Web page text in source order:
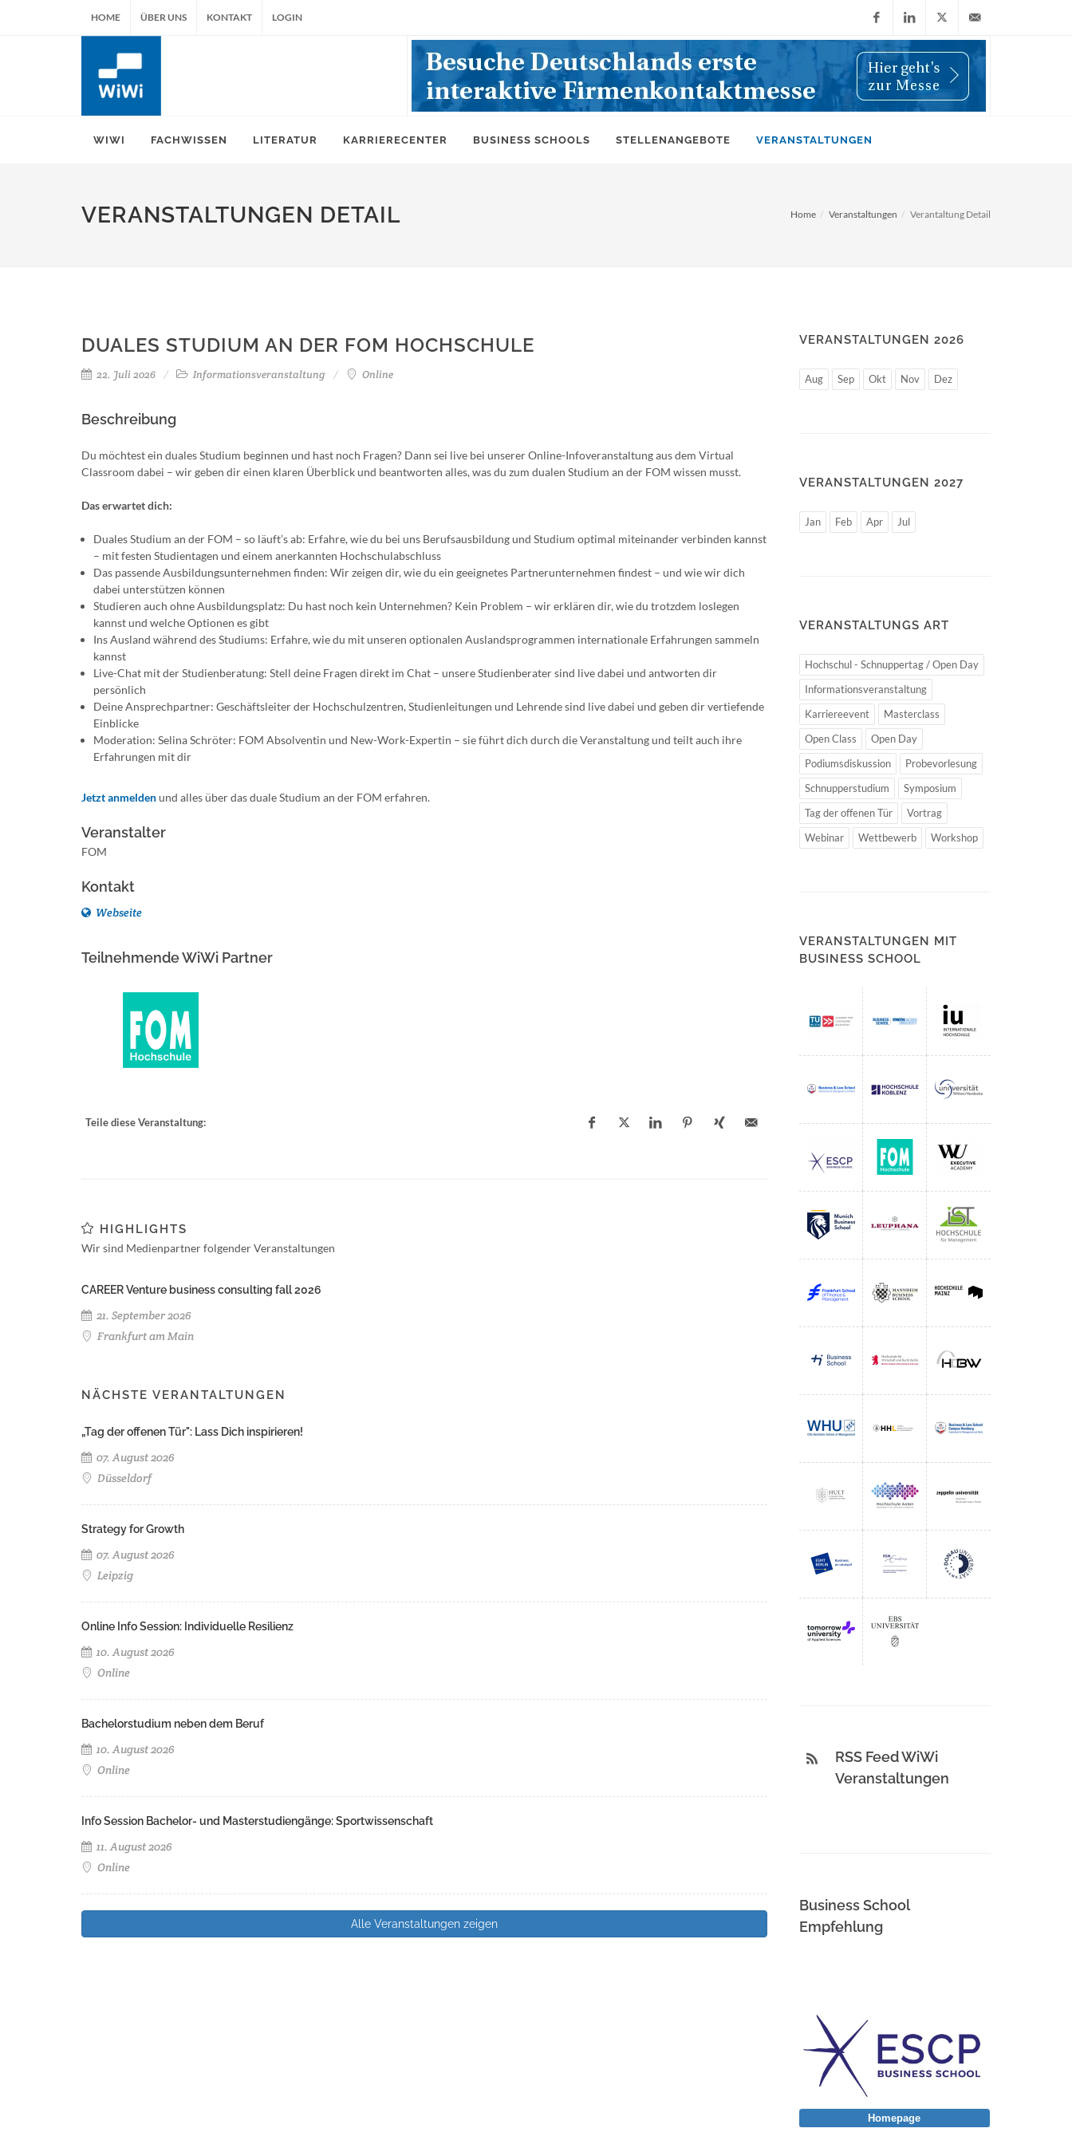
HOME ÜBER UNS KONTAKT LOGIN
FacebookLinkedIn
X
(Twitter)
info@wiwi-
WIWI FACHWISSEN LITERATUR KARRIERECENTER BUSINESS SCHOOLS STELLENANGEBOTE VERANSTALTUNGEN
VERANSTALTUNGEN DETAIL Home Veranstaltungen Verantaltung Detail
DUALES STUDIUM AN DER FOM HOCHSCHULE
22. Juli 2026 Informationsveranstaltung Online
Beschreibung
Du möchtest ein duales Studium beginnen und hast noch Fragen? Dann sei live bei unserer Online-Infoveranstaltung aus dem Virtual
Classroom dabei – wir geben dir einen klaren Überblick und beantworten alles, was du zum dualen Studium an der FOM wissen musst.
Das erwartet dich:
Duales Studium an der FOM – so läuft’s ab: Erfahre, wie du bei uns Berufsausbildung und Studium optimal miteinander verbinden kannst
– mit festen Studientagen und einem anerkannten Hochschulabschluss
Das passende Ausbildungsunternehmen finden: Wir zeigen dir, wie du ein geeignetes Partnerunternehmen findest – und wie wir dich
dabei unterstützen können
Studieren auch ohne Ausbildungsplatz: Du hast noch kein Unternehmen? Kein Problem – wir erklären dir, wie du trotzdem loslegen
kannst und welche Optionen es gibt
Ins Ausland während des Studiums: Erfahre, wie du mit unseren optionalen Auslandsprogrammen internationale Erfahrungen sammeln
kannst
Live-Chat mit der Studienberatung: Stell deine Fragen direkt im Chat – unsere Studienberater sind live dabei und antworten dir
persönlich
Deine Ansprechpartner: Geschäftsleiter der Hochschulzentren, Studienleitungen und Lehrende sind live dabei und geben dir vertiefende
Einblicke
Moderation: Selina Schröter: FOM Absolventin und New-Work-Expertin – sie führt dich durch die Veranstaltung und teilt auch ihre
Erfahrungen mit dir
Jetzt anmeldenund alles über das duale Studium an der FOM erfahren.
Veranstalter
FOM
Kontakt
Webseite
Teilnehmende WiWi Partner
Teile diese Veranstaltung:
HIGHLIGHTS
Wir sind Medienpartner folgender Veranstaltungen
CAREER Venture business consulting fall 2026
21. September 2026
Frankfurt am Main
NÄCHSTE VERANTALTUNGEN
„Tag der offenen Tür": Lass Dich inspirieren!
07. August 2026
Düsseldorf
Strategy for Growth
07. August 2026
Leipzig
Online Info Session: Individuelle Resilienz
10. August 2026
Online
Bachelorstudium neben dem Beruf
10. August 2026
Online
Info Session Bachelor- und Masterstudiengänge: Sportwissenschaft
11. August 2026
Online
Alle Veranstaltungen zeigen
VERANSTALTUNGEN 2026
Aug Sep Okt Nov Dez
VERANSTALTUNGEN 2027
Jan Feb Apr Jul
VERANSTALTUNGS ART
Hochschul - Schnuppertag / Open Day
Informationsveranstaltung
Karriereevent
Masterclass
Open Class
Open Day
Podiumsdiskussion
Probevorlesung
Schnupperstudium
Symposium
Tag der offenen Tür
Vortrag
Webinar
Wettbewerb Workshop
VERANSTALTUNGEN MIT
BUSINESS SCHOOL
RSS Feed WiWi
Veranstaltungen
Business School
Empfehlung
Homepage